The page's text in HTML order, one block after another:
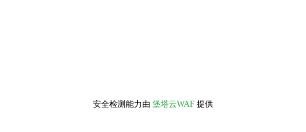
安全检测能力由 堡塔云WAF 提供